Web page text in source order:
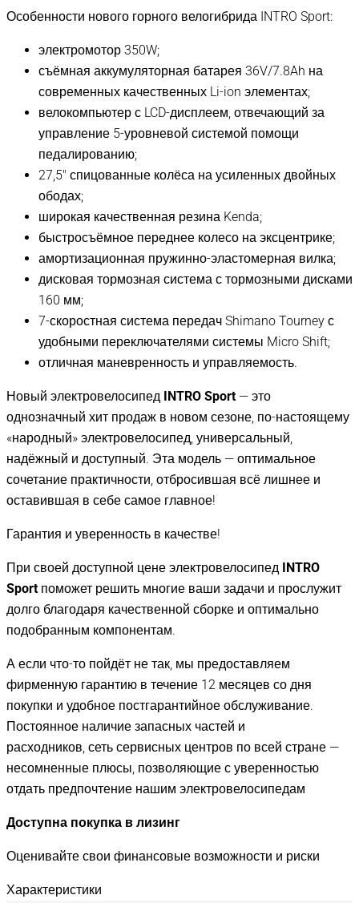
Особенности нового горного велогибрида INTRO Sport:
электромотор 350W;
съёмная аккумуляторная батарея 36V/7.8Ah на
современных качественных Li-ion элементах;
велокомпьютер с LCD-дисплеем, отвечающий за
управление 5-уровневой системой помощи
педалированию;
27,5″ спицованные колёса на усиленных двойных
ободах;
широкая качественная резина Kenda;
быстросъёмное переднее колесо на эксцентрике;
амортизационная пружинно-эластомерная вилка;
дисковая тормозная система с тормозными дисками
160 мм;
7-скоростная система передач Shimano Tourney с
удобными переключателями системы Micro Shift;
отличная маневренность и управляемость.
Новый электровелосипед INTRO Sport — это
однозначный хит продаж в новом сезоне, по-настоящему
«народный» электровелосипед, универсальный,
надёжный и доступный. Эта модель — оптимальное
сочетание практичности, отбросившая всё лишнее и
оставившая в себе самое главное!
Гарантия и уверенность в качестве!
При своей доступной цене электровелосипед INTRO
Sport поможет решить многие ваши задачи и прослужит
долго благодаря качественной сборке и оптимально
подобранным компонентам.
А если что-то пойдёт не так, мы предоставляем
фирменную гарантию в течение 12 месяцев со дня
покупки и удобное постгарантийное обслуживание.
Постоянное наличие запасных частей и
расходников, сеть сервисных центров по всей стране —
несомненные плюсы, позволяющие с уверенностью
отдать предпочтение нашим электровелосипедам
Доступна покупка в лизинг
Оценивайте свои финансовые возможности и риски
Характеристики